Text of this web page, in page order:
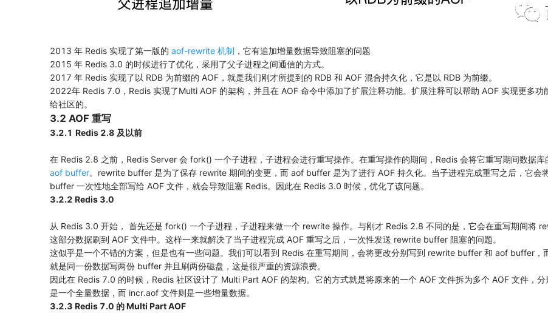
2013 年 Redis 实现了第一版的 aof-rewrite 机制 ，它有追加增量数据导致阻塞的问题
2015 年 Redis 3.0 的时候进行了优化，采用了父子进程之间通信的方式。
2017 年 Redis 实现了以 RDB 为前缀的 AOF，就是我们刚才所提到的 RDB 和 AOF 混合持久化，它是以 RDB 为前缀。
2022年 Redis 7.0，Redis 实现了Multi AOF 的架构，并且在 AOF 命令中添加了扩展注释功能。扩展注释可以帮助 AOF 实现更多
给社区的。
3.2 AOF 重写
3.2.1 Redis 2.8 及以前
在 Redis 2.8 之前，Redis Server 会 fork() 一个子进程，子进程会进行重写操作。在重写操作的期间，Redis 会将它重写期间数据
aof buffer。rewrite buffer 是为了保存 rewrite 期间的变更，而 aof buffer 是为了进行 AOF 持久化。当子进程完成重写之后，它会
buffer 一次性地全部写给 AOF 文件，就会导致阻塞 Redis。因此在 Redis 3.0 时候，优化了该问题。
3.2.2 Redis 3.0
从 Redis 3.0 开始， 首先还是 fork() 一个子进程，子进程来做一个 rewrite 操作。与刚才 Redis 2.8 不同的是，它会在重写期间将
这部分数据刷到 AOF 文件中。这样一来就解决了当子进程完成 AOF 重写之后，一次性发送 rewrite buffer 阻塞的问题。
这似乎是一个不错的方案，但是也有一些问题。我们可以看到 Redis 在重写期间，会将更改分别写到 rewrite buffer 和 aof buffer
就是同一份数据写两份 buffer 并且刷两份磁盘，这是很严重的资源浪费。
因此在 Redis 7.0 的时候，Redis 社区设计了 Multi Part AOF 的架构。它的方式就是将原来的一个 AOF 文件拆为多个 AOF 文件，
是一个全量数据，而 incr.aof 文件则是一些增量数据。
3.2.3 Redis 7.0 的 Multi Part AOF